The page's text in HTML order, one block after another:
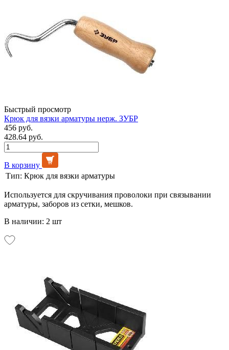
Быстрый просмотр
Крюк для вязки арматуры нерж. ЗУБР
456 руб.
428.64 руб.
В корзину
Тип: Крюк для вязки арматуры
Используется для скручивания проволоки при связывании
арматуры, заборов из сетки, мешков.
В наличии: 2 шт